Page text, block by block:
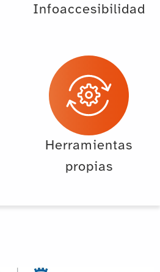
Infoaccesibilidad
Herramientas
propias